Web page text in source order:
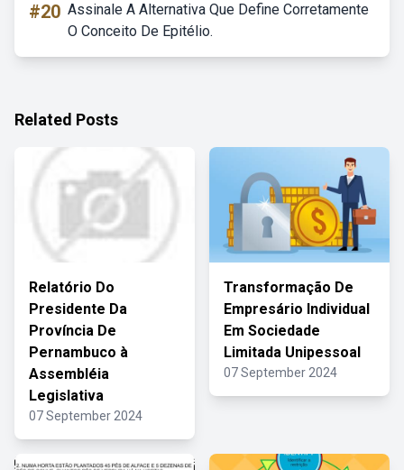
#20 Assinale A Alternativa Que Define Corretamente
O Conceito De Epitélio.
Related Posts
Relatório Do
Presidente Da
Província De
Pernambuco à
Assembléia
Legislativa
07 September 2024
Transformação De
Empresário Individual
Em Sociedade
Limitada Unipessoal
07 September 2024